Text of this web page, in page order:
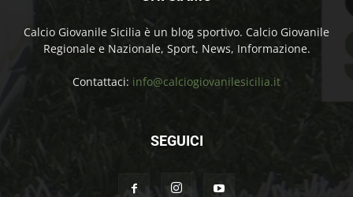
Calcio Giovanile Sicilia è un blog sportivo. Calcio Giovanile
Regionale e Nazionale, Sport, News, Informazione.
Contattaci: info@calciogiovanilesicilia.it
SEGUICI